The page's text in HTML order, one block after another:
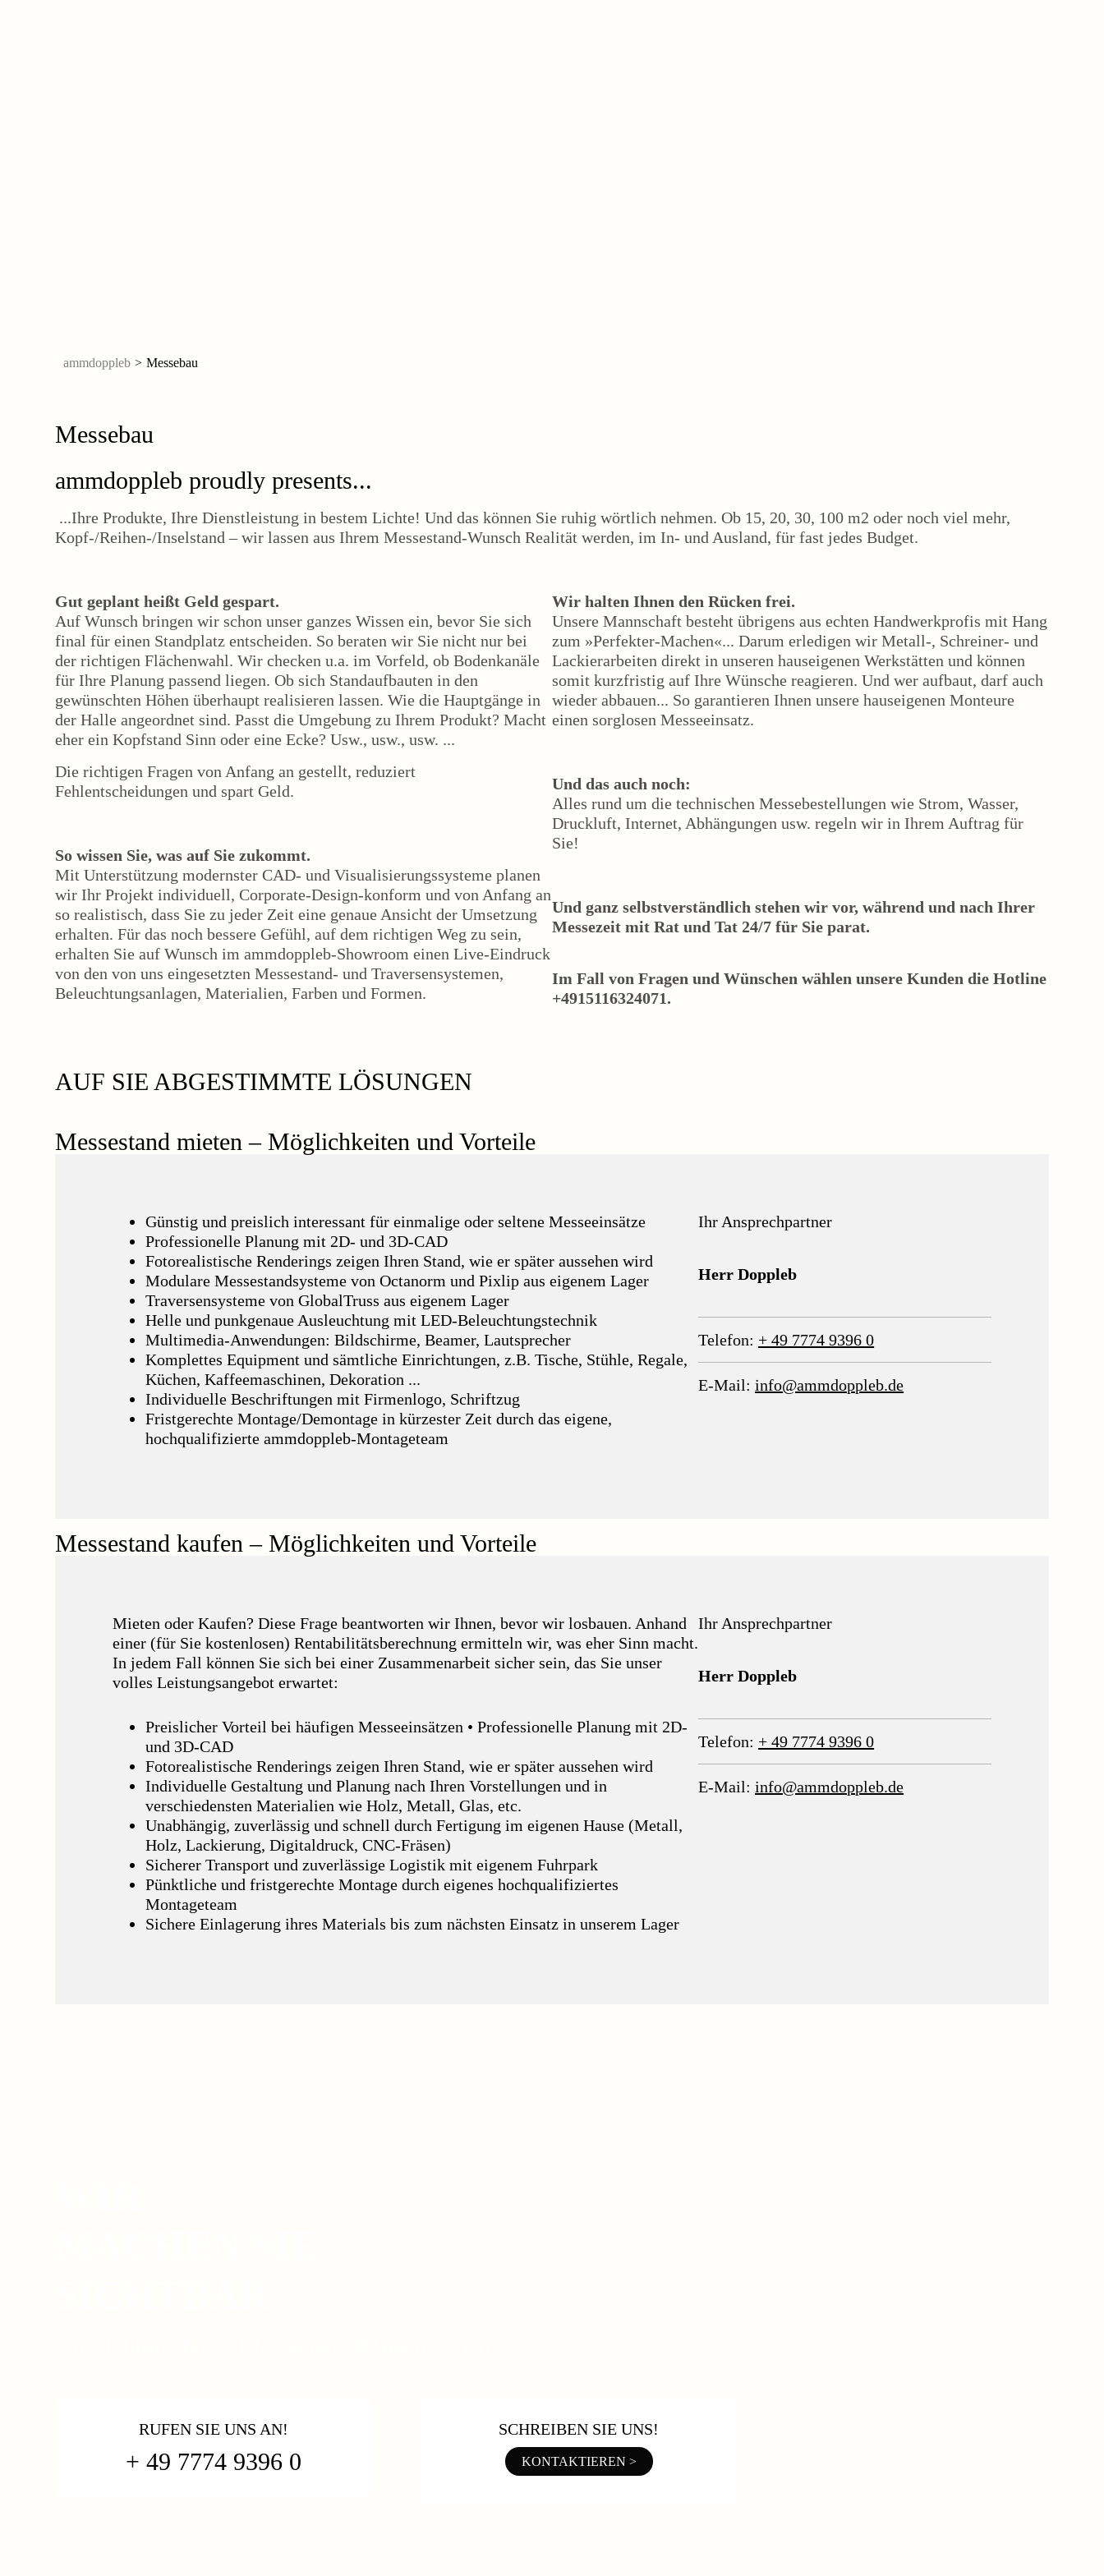
ammdoppleb > Messebau
Messebau
ammdoppleb proudly presents...
...Ihre Produkte, Ihre Dienstleistung in bestem Lichte! Und das können Sie ruhig wörtlich nehmen. Ob 15, 20, 30, 100 m2 oder noch viel mehr,
Kopf-/Reihen-/Inselstand – wir lassen aus Ihrem Messestand-Wunsch Realität werden, im In- und Ausland, für fast jedes Budget.
Gut geplant heißt Geld gespart.
Auf Wunsch bringen wir schon unser ganzes Wissen ein, bevor Sie sich
final für einen Standplatz entscheiden. So beraten wir Sie nicht nur bei
der richtigen Flächenwahl. Wir checken u.a. im Vorfeld, ob Bodenkanäle
für Ihre Planung passend liegen. Ob sich Standaufbauten in den
gewünschten Höhen überhaupt realisieren lassen. Wie die Hauptgänge in
der Halle angeordnet sind. Passt die Umgebung zu Ihrem Produkt? Macht
eher ein Kopfstand Sinn oder eine Ecke? Usw., usw., usw. ...
Die richtigen Fragen von Anfang an gestellt, reduziert
Fehlentscheidungen und spart Geld.
So wissen Sie, was auf Sie zukommt.
Mit Unterstützung modernster CAD- und Visualisierungssysteme planen
wir Ihr Projekt individuell, Corporate-Design-konform und von Anfang an
so realistisch, dass Sie zu jeder Zeit eine genaue Ansicht der Umsetzung
erhalten. Für das noch bessere Gefühl, auf dem richtigen Weg zu sein,
erhalten Sie auf Wunsch im ammdoppleb-Showroom einen Live-Eindruck
von den von uns eingesetzten Messestand- und Traversensystemen,
Beleuchtungsanlagen, Materialien, Farben und Formen.
Wir halten Ihnen den Rücken frei.
Unsere Mannschaft besteht übrigens aus echten Handwerkprofis mit Hang
zum »Perfekter-Machen«... Darum erledigen wir Metall-, Schreiner- und
Lackierarbeiten direkt in unseren hauseigenen Werkstätten und können
somit kurzfristig auf Ihre Wünsche reagieren. Und wer aufbaut, darf auch
wieder abbauen... So garantieren Ihnen unsere hauseigenen Monteure
einen sorglosen Messeeinsatz.
Und das auch noch:
Alles rund um die technischen Messebestellungen wie Strom, Wasser,
Druckluft, Internet, Abhängungen usw. regeln wir in Ihrem Auftrag für
Sie!
Und ganz selbstverständlich stehen wir vor, während und nach Ihrer
Messezeit mit Rat und Tat 24/7 für Sie parat.
Im Fall von Fragen und Wünschen wählen unsere Kunden die Hotline
+4915116324071.
AUF SIE ABGESTIMMTE LÖSUNGEN
Messestand mieten – Möglichkeiten und Vorteile
Günstig und preislich interessant für einmalige oder seltene Messeeinsätze
Professionelle Planung mit 2D- und 3D-CAD
Fotorealistische Renderings zeigen Ihren Stand, wie er später aussehen wird
Modulare Messestandsysteme von Octanorm und Pixlip aus eigenem Lager
Traversensysteme von GlobalTruss aus eigenem Lager
Helle und punkgenaue Ausleuchtung mit LED-Beleuchtungstechnik
Multimedia-Anwendungen: Bildschirme, Beamer, Lautsprecher
Komplettes Equipment und sämtliche Einrichtungen, z.B. Tische, Stühle, Regale,
Küchen, Kaffeemaschinen, Dekoration ...
Individuelle Beschriftungen mit Firmenlogo, Schriftzug
Fristgerechte Montage/Demontage in kürzester Zeit durch das eigene,
hochqualifizierte ammdoppleb-Montageteam
Ihr Ansprechpartner
Herr Doppleb
Telefon: + 49 7774 9396 0
E-Mail:info@ammdoppleb.de
Messestand kaufen – Möglichkeiten und Vorteile
Mieten oder Kaufen? Diese Frage beantworten wir Ihnen, bevor wir losbauen. Anhand
einer (für Sie kostenlosen) Rentabilitätsberechnung ermitteln wir, was eher Sinn macht.
In jedem Fall können Sie sich bei einer Zusammenarbeit sicher sein, das Sie unser
volles Leistungsangebot erwartet:
Preislicher Vorteil bei häufigen Messeeinsätzen • Professionelle Planung mit 2D-
und 3D-CAD
Fotorealistische Renderings zeigen Ihren Stand, wie er später aussehen wird
Individuelle Gestaltung und Planung nach Ihren Vorstellungen und in
verschiedensten Materialien wie Holz, Metall, Glas, etc.
Unabhängig, zuverlässig und schnell durch Fertigung im eigenen Hause (Metall,
Holz, Lackierung, Digitaldruck, CNC-Fräsen)
Sicherer Transport und zuverlässige Logistik mit eigenem Fuhrpark
Pünktliche und fristgerechte Montage durch eigenes hochqualifiziertes
Montageteam
Sichere Einlagerung ihres Materials bis zum nächsten Einsatz in unserem Lager
Ihr Ansprechpartner
Herr Doppleb
Telefon: + 49 7774 9396 0
E-Mail:info@ammdoppleb.de
RUFEN SIE UNS AN!
+ 49 7774 9396 0
SCHREIBEN SIE UNS!
KONTAKTIEREN >